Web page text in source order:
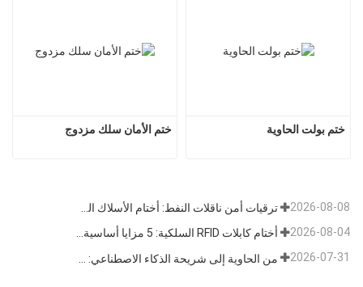
ختم الأمان سلك مزدوج ختم بولت الحاوية
2026-08-08
أختام كابلات RFID السلكية: 5 مزايا أساسية تدفع تحول الشحن العالمي نحو الأمن الذكي في عام 2026 2026-08-04
2026-07-31